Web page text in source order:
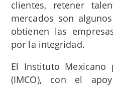
clientes, retener
mercados son
obtienen las
por la integridad.
El Instituto Mexicano
(IMCO), con el